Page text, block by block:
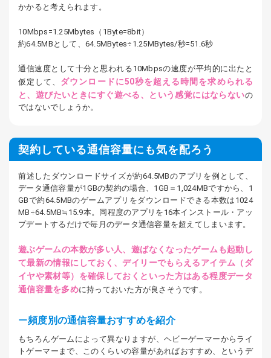
かかると考えられます。
10Mbps=1.25Mbytes（1Byte=8bit）
約64.5MBとして、64.5MBytes÷1.25MBytes/秒=51.6秒
通信速度として十分と思われる10Mbpsの速度が平均的に出たと
仮定して、 ダウンロードに50秒を超える時間を求められる
と、遊びたいときにすぐ遊べる、という感覚にはならないの
ではないでしょうか。
契約している通信容量にも気を配ろう
前述したダウンロードサイズが約64.5MBのアプリを例として、
データ通信容量が1GBの契約の場合、1GB＝1,024MBですから、1
GBで約64.5MBのゲームアプリをダウンロードできる本数は1024
MB÷64.5MB≒15.9本。同程度のアプリを16本インストール・アッ
プデートするだけで毎月のデータ通信容量を超えてしまいます。
遊ぶゲームの本数が多い人、遊ばなくなったゲームも起動し
て最新の情報にしておく、デイリーでもらえるアイテム（ダ
イヤや素材等）を確保しておくといった方はある程度データ
通信容量を多めに持っておいた方が良さそうです。
頻度別の通信容量おすすめを紹介
もちろんゲームによって異なりますが、ヘビーゲーマーからライ
トゲーマーまで、このくらいの容量があればおすすめ、というデ